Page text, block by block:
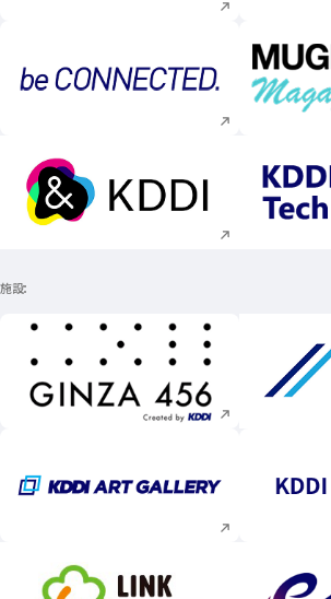
新規ウィンドウで開く
新規ウィンドウで開く
施設
新規ウィンドウで開く
新規ウィンドウで開く